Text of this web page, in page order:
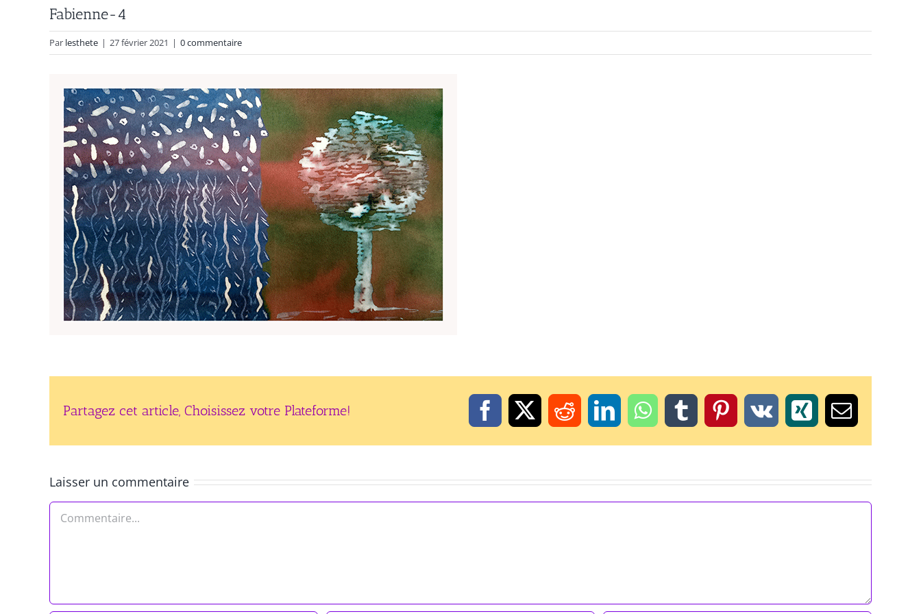
Fabienne-4
Par lesthete | 27 février 2021 | 0 commentaire
Partagez cet article, Choisissez votre Plateforme! Facebook
X RedditLinkedInWhatsApp
TumblrPinterest
Vk XingEmail
Laisser un commentaire
Commentaire